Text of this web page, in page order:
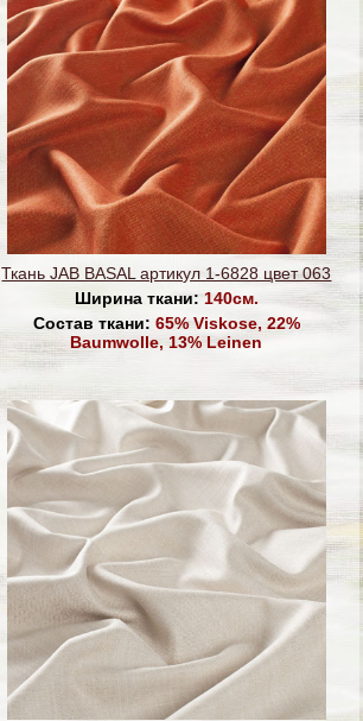
Ткань JAB BASAL артикул 1-6828 цвет 063
Ширина ткани: 140см.
Состав ткани: 65% Viskose, 22%
Baumwolle, 13% Leinen